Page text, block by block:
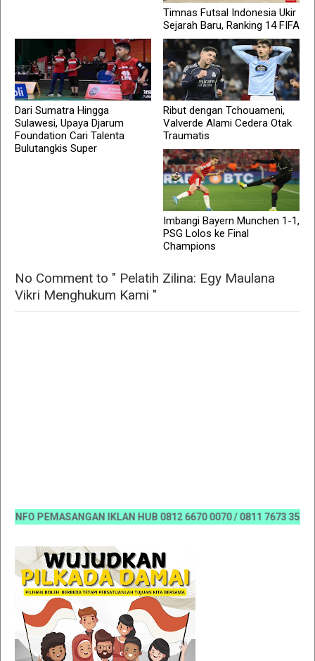
Timnas Futsal Indonesia Ukir
Sejarah Baru, Ranking 14 FIFA
Dari Sumatra Hingga
Sulawesi, Upaya Djarum
Foundation Cari Talenta
Bulutangkis Super
Ribut dengan Tchouameni,
Valverde Alami Cedera Otak
Traumatis
Imbangi Bayern Munchen 1-1,
PSG Lolos ke Final
Champions
No Comment to " Pelatih Zilina: Egy Maulana
Vikri Menghukum Kami "
PEMASANGAN IKLAN HUB 0812 6670 0070 / 0811 7673 35,